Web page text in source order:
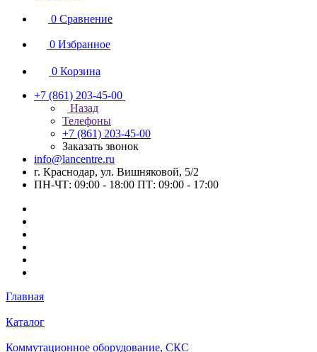
0 Сравнение
0 Избранное
0 Корзина
+7 (861) 203-45-00
Назад
Телефоны
+7 (861) 203-45-00
Заказать звонок
info@lancentre.ru
г. Краснодар, ул. Вишняковой, 5/2
ПН-ЧТ: 09:00 - 18:00 ПТ: 09:00 - 17:00
Главная
Каталог
Коммутационное оборудование, СКС